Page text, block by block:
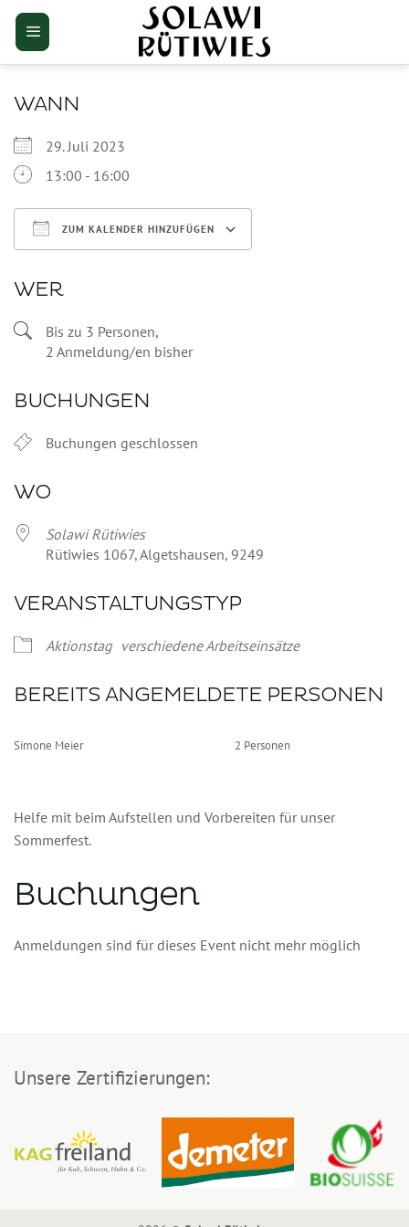
Zum
Inhalt
springen
WANN
29. Juli 2023
13:00 - 16:00
ZUM KALENDER HINZUFÜGEN
WER
Bis zu 3 Personen,
2 Anmeldung/en bisher
BUCHUNGEN
Buchungen geschlossen
WO
Solawi Rütiwies
Rütiwies 1067, Algetshausen, 9249
VERANSTALTUNGSTYP
Aktionstag verschiedene Arbeitseinsätze
BEREITS ANGEMELDETE PERSONEN
Simone Meier 2 Personen
Helfe mit beim Aufstellen und Vorbereiten für unser
Sommerfest.
Buchungen
Anmeldungen sind für dieses Event nicht mehr möglich
Unsere Zertifizierungen: